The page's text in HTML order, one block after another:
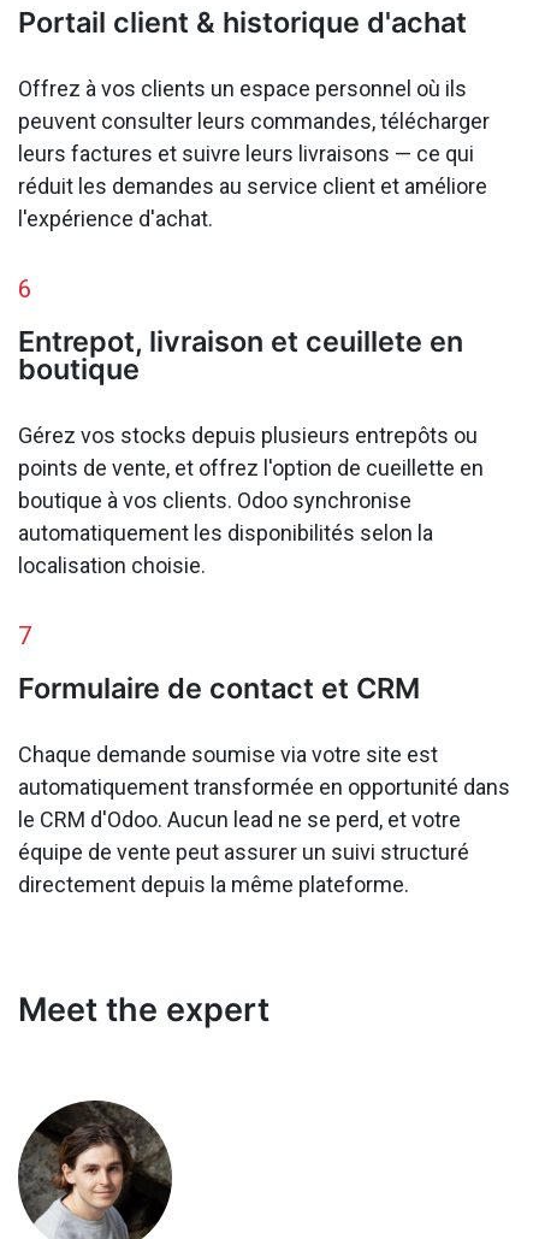
Portail client & historique d'achat
Offrez à vos clients un espace personnel où ils
peuvent consulter leurs commandes, télécharger
leurs factures et suivre leurs livraisons — ce qui
réduit les demandes au service client et améliore
l'expérience d'achat.
6
Entrepot, livraison et ceuillete en
boutique
Gérez vos stocks depuis plusieurs entrepôts ou
points de vente, et offrez l'option de cueillette en
boutique à vos clients. Odoo synchronise
automatiquement les disponibilités selon la
localisation choisie.
7
Formulaire de contact et CRM
Chaque demande soumise via votre site est
automatiquement transformée en opportunité dans
le CRM d'Odoo. Aucun lead ne se perd, et votre
équipe de vente peut assurer un suivi structuré
directement depuis la même plateforme.
Meet the expert